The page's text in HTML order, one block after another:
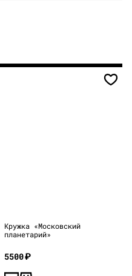
Кружка «Московский
планетарий»
5500₽